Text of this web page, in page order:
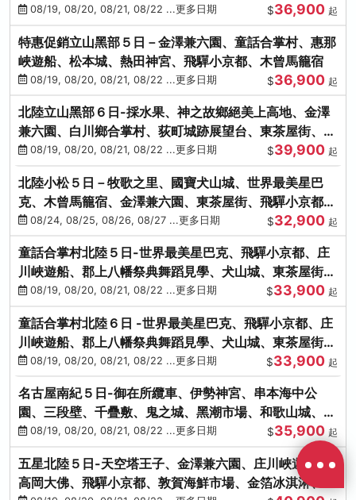
雙溫泉
08/19, 08/20, 08/21, 08/22 ...更多日期 $36,900 起
特惠促銷立山黑部５日－金澤兼六園、童話合掌村、惠那
峽遊船、松本城、熱田神宮、飛驒小京都、木曾馬籠宿
08/19, 08/20, 08/21, 08/22 ...更多日期 $36,900 起
北陸立山黑部６日-採水果、神之故鄉絕美上高地、金澤
兼六園、白川鄉合掌村、荻町城跡展望台、東茶屋街、名
花之里絢爛花海
08/19, 08/20, 08/21, 08/22 ...更多日期 $39,900 起
北陸小松５日－牧歌之里、國寶犬山城、世界最美星巴
克、木曾馬籠宿、金澤兼六園、東茶屋街、飛驒小京都、
白川鄉合掌村
08/24, 08/25, 08/26, 08/27 ...更多日期 $32,900 起
童話合掌村北陸５日-世界最美星巴克、飛驒小京都、庄
川峽遊船、郡上八幡祭典舞蹈見學、犬山城、東茶屋街、
松葉蟹、金箔冰淇淋
08/19, 08/20, 08/21, 08/22 ...更多日期 $33,900 起
童話合掌村北陸６日 -世界最美星巴克、飛驒小京都、庄
川峽遊船、郡上八幡祭典舞蹈見學、犬山城、東茶屋街、
松葉蟹、金箔冰淇淋
08/19, 08/20, 08/21, 08/22 ...更多日期 $33,900 起
名古屋南紀５日-御在所纜車、伊勢神宮、串本海中公
園、三段壁、千疊敷、鬼之城、黑潮市場、和歌山城、伊
勢龍蝦溫泉
08/19, 08/20, 08/21, 08/22 ...更多日期 $35,900 起
五星北陸５日-天空塔王子、金澤兼六園、庄川峽遊船、
高岡大佛、飛驒小京都、敦賀海鮮市場、金箔冰淇淋、鰻